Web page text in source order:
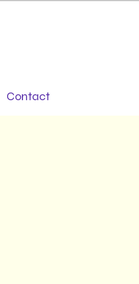
Contact